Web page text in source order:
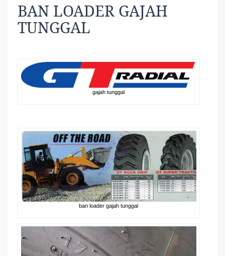
BAN LOADER GAJAH
TUNGGAL
gajah tunggal
ban loader gajah tunggal